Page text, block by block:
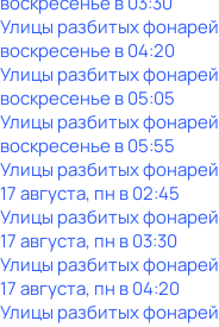
Улицы разбитых фонарей
воскресенье в04:20
Улицы разбитых фонарей
воскресенье в05:05
Улицы разбитых фонарей
воскресенье в05:55
Улицы разбитых фонарей
17 августа, пн в 02:45
Улицы разбитых фонарей
17 августа, пн в 03:30
Улицы разбитых фонарей
17 августа, пн в 04:20
Улицы разбитых фонарей